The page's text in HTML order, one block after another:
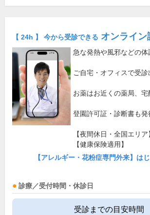
【 24h 】 今から受診できる オンライン
急な発熱や風邪などの体
ご自宅・オフィスで受診
お薬はお近くの薬局、宅
登園許可証・診断書も発
【夜間休日・全国エリア
【健康保険適用】
【アレルギー・花粉症専門外来】は
診療／受付時間・休診日
受診までの目安時間